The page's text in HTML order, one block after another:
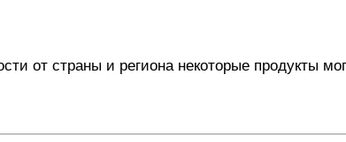
от страны и региона некоторые продукты